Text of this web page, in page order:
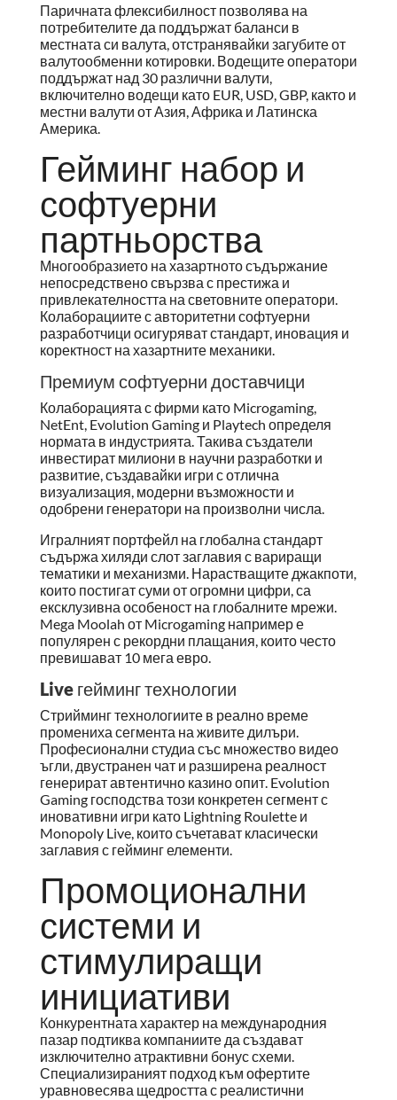
Паричната флексибилност позволява на
потребителите да поддържат баланси в
местната си валута, отстранявайки загубите от
валутообменни котировки. Водещите оператори
поддържат над 30 различни валути,
включително водещи като EUR, USD, GBP, както и
местни валути от Азия, Африка и Латинска
Америка.
Гейминг набор и
софтуерни
партньорства
Многообразието на хазартното съдържание
непосредствено свързва с престижа и
привлекателността на световните оператори.
Колаборациите с авторитетни софтуерни
разработчици осигуряват стандарт, иновация и
коректност на хазартните механики.
Премиум софтуерни доставчици
Колаборацията с фирми като Microgaming,
NetEnt, Evolution Gaming и Playtech определя
нормата в индустрията. Такива създатели
инвестират милиони в научни разработки и
развитие, създавайки игри с отлична
визуализация, модерни възможности и
одобрени генератори на произволни числа.
Игралният портфейл на глобална стандарт
съдържа хиляди слот заглавия с вариращи
тематики и механизми. Нарастващите джакпоти,
които постигат суми от огромни цифри, са
ексклузивна особеност на глобалните мрежи.
Mega Moolah от Microgaming например е
популярен с рекордни плащания, които често
превишават 10 мега евро.
Live гейминг технологии
Стрийминг технологиите в реално време
промениха сегмента на живите дилъри.
Професионални студиа със множество видео
ъгли, двустранен чат и разширена реалност
генерират автентично казино опит. Evolution
Gaming господства този конкретен сегмент с
иновативни игри като Lightning Roulette и
Monopoly Live, които съчетават класически
заглавия с гейминг елементи.
Промоционални
системи и
стимулиращи
инициативи
Конкурентната характер на международния
пазар подтиква компаниите да създават
изключително атрактивни бонус схеми.
Специализираният подход към офертите
уравновесява щедростта с реалистични